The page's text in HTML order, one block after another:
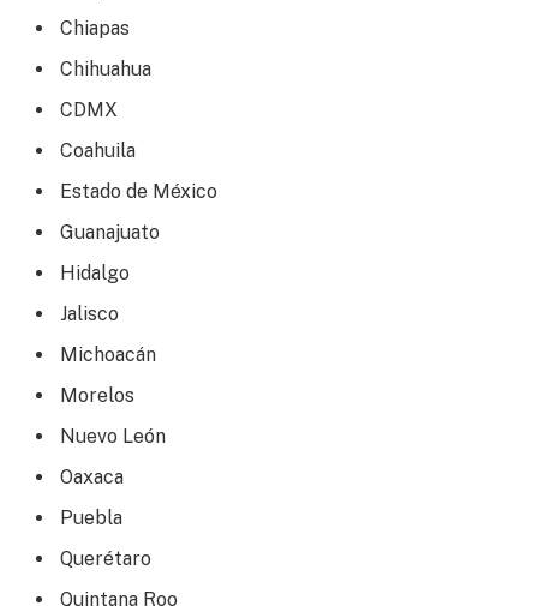
Chiapas
Chihuahua
CDMX
Coahuila
Estado de México
Guanajuato
Hidalgo
Jalisco
Michoacán
Morelos
Nuevo León
Oaxaca
Puebla
Querétaro
Quintana Roo